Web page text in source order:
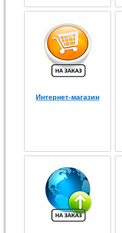
Интернет-магазин